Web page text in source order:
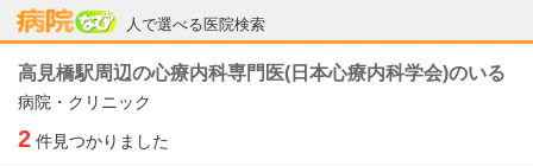
人で選べる医院検索
病院なび
高見橋駅周辺の心療内科専門医(日本心療内科学会)のいる
病院・クリニック
2 件見つかりました